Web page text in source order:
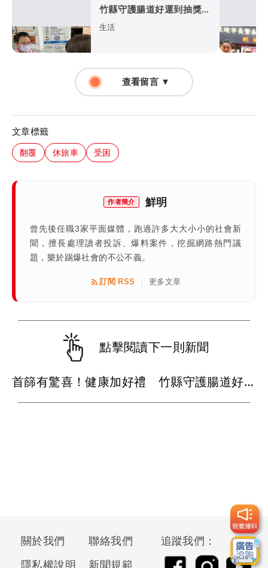
竹縣守護腸道好運到抽獎活
動開跑
生活
查看留言 ▼
文章標籤
翻覆 休旅車 受困
作者簡介 鮮明
曾先後任職3家平面媒體，跑過許多大大小小的社會新
聞，擅長處理讀者投訴、爆料案件，挖掘網路熱門議
題，樂於踢爆社會的不公不義。
訂閱 RSS 更多文章
點擊閱讀下一則新聞
首篩有驚喜！健康加好禮 竹縣守護腸道好運到抽獎活動開跑
關於我們
聯絡我們
隱私權說明
新聞規範
追蹤我們：